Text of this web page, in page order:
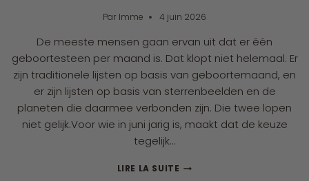
Par Imme 4 juin 2026
De meeste mensen gaan ervan uit dat er één
geboortesteen per maand is. Dat klopt niet helemaal. Er
zijn traditionele lijsten op basis van geboortemaand, en
er zijn lijsten op basis van sterrenbeelden en de
planeten die daarmee verbonden zijn. Die twee lopen
niet gelijk.Voor wie in juni jarig is, maakt dat de keuze
tegelijk…
LIRE LA SUITE GEBOORTESTENEN